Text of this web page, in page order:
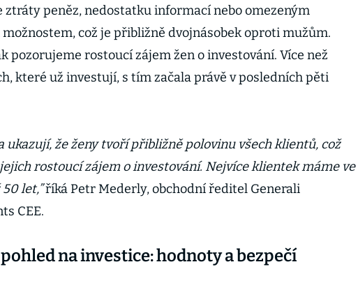
ztráty peněz, nedostatku informací nebo omezeným
což je přibližně dvojnásobek oproti mužům.
pozorujeme rostoucí zájem žen o investování. Více než
které už investují, s tím začala právě v posledních pěti
ukazují, že ženy tvoří přibližně polovinu všech klientů, což
rostoucí zájem o investování. Nejvíce klientek máme ve
let,”říká Petr Mederly, obchodní ředitel Generali
CEE.
na investice: hodnoty a bezpečí